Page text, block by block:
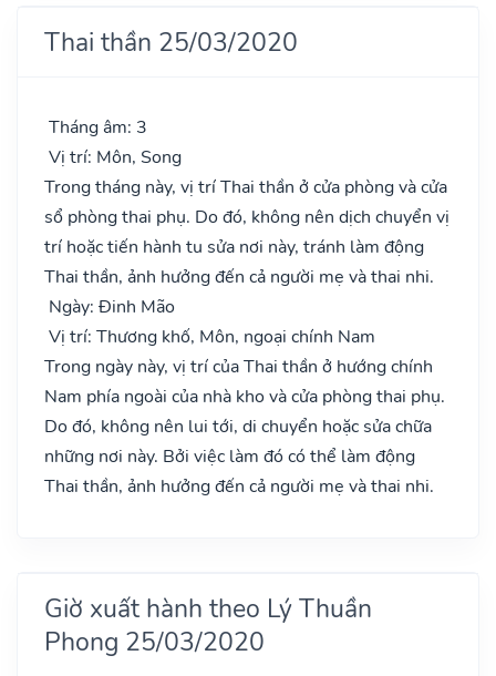
Thai thần 25/03/2020
Tháng âm: 3
Vị trí: Môn, Song
Trong tháng này, vị trí Thai thần ở cửa phòng và cửa
sổ phòng thai phụ. Do đó, không nên dịch chuyển vị
trí hoặc tiến hành tu sửa nơi này, tránh làm động
Thai thần, ảnh hưởng đến cả người mẹ và thai nhi.
Ngày: Đinh Mão
Vị trí: Thương khố, Môn, ngoại chính Nam
Trong ngày này, vị trí của Thai thần ở hướng chính
Nam phía ngoài của nhà kho và cửa phòng thai phụ.
Do đó, không nên lui tới, di chuyển hoặc sửa chữa
những nơi này. Bởi việc làm đó có thể làm động
Thai thần, ảnh hưởng đến cả người mẹ và thai nhi.
Giờ xuất hành theo Lý Thuần
Phong 25/03/2020